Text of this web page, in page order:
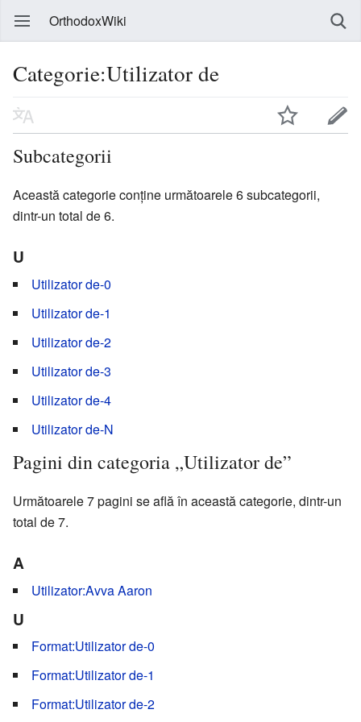
OrthodoxWiki
Categorie:Utilizator de
Subcategorii
Această categorie conține următoarele 6 subcategorii,
dintr-un total de 6.
U
Utilizator de-0
Utilizator de-1
Utilizator de-2
Utilizator de-3
Utilizator de-4
Utilizator de-N
Pagini din categoria „Utilizator de”
Următoarele 7 pagini se află în această categorie, dintr-un
total de 7.
A
Utilizator:Avva Aaron
U
Format:Utilizator de-0
Format:Utilizator de-1
Format:Utilizator de-2